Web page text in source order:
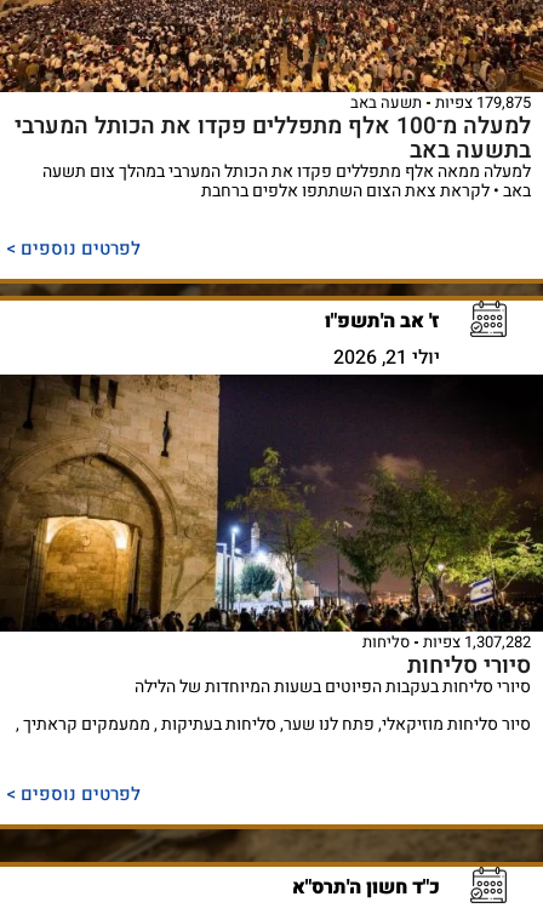
179,875 צפיות תשעה באב
למעלה מ־100 אלף מתפללים פקדו את הכותל המערבי
בתשעה באב
למעלה ממאה אלף מתפללים פקדו את הכותל המערבי במהלך צום תשעה
באב • לקראת צאת הצום השתתפו אלפים ברחבת
לפרטים נוספים >
ז' אב ה'תשפ"ו
יולי 21, 2026
1,307,282 צפיות סליחות
סיורי סליחות
סיורי סליחות בעקבות הפיוטים בשעות המיוחדות של הלילה
סיור סליחות מוזיקאלי, פתח לנו שער, סליחות בעתיקות , ממעמקים קראתיך ,
לפרטים נוספים >
כ"ד חשון ה'תרס"א